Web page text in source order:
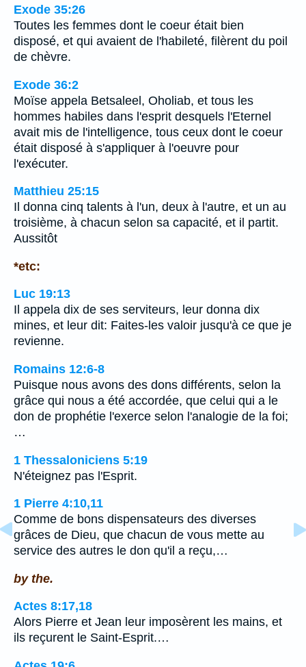
Exode 35:26
Toutes les femmes dont le coeur était bien
disposé, et qui avaient de l'habileté, filèrent du poil
de chèvre.
Exode 36:2
Moïse appela Betsaleel, Oholiab, et tous les
hommes habiles dans l'esprit desquels l'Eternel
avait mis de l'intelligence, tous ceux dont le coeur
était disposé à s'appliquer à l'oeuvre pour
l'exécuter.
Matthieu 25:15
Il donna cinq talents à l'un, deux à l'autre, et un au
troisième, à chacun selon sa capacité, et il partit.
Aussitôt
*etc:
Luc 19:13
Il appela dix de ses serviteurs, leur donna dix
mines, et leur dit: Faites-les valoir jusqu'à ce que je
revienne.
Romains 12:6-8
Puisque nous avons des dons différents, selon la
grâce qui nous a été accordée, que celui qui a le
don de prophétie l'exerce selon l'analogie de la foi;
…
1 Thessaloniciens 5:19
N'éteignez pas l'Esprit.
1 Pierre 4:10,11
Comme de bons dispensateurs des diverses
grâces de Dieu, que chacun de vous mette au
service des autres le don qu'il a reçu,…
by the.
Actes 8:17,18
Alors Pierre et Jean leur imposèrent les mains, et
ils reçurent le Saint-Esprit.…